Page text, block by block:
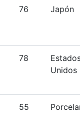
76 Japón
78
Unidos
55